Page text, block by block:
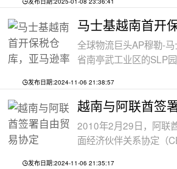
全球物流巨头AP穆勒-
省南亭武工业区的SLP
发布日期:2024-11-06 21:38:57
越南与阿联酋签
2010年2月29日，阿联
面经济伙伴关系协定（
发布日期:2024-11-06 21:35:17